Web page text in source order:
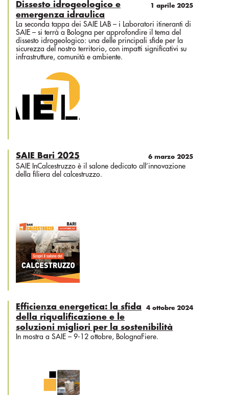
1 aprile 2025
Dissesto idrogeologico e
emergenza idraulica
La seconda tappa dei SAIE LAB – i Laboratori itineranti di
SAIE – si terrà a Bologna per approfondire il tema del
dissesto idrogeologico: una delle principali sfide per la
sicurezza del nostro territorio, con impatti significativi su
infrastrutture, comunità e ambiente.
6 marzo 2025
SAIE Bari 2025
SAIE InCalcestruzzo è il salone dedicato all’innovazione
della filiera del calcestruzzo.
4 ottobre 2024
Efficienza energetica: la sfida
della riqualificazione e le
soluzioni migliori per la sostenibilità
In mostra a SAIE – 9-12 ottobre, BolognaFiere.